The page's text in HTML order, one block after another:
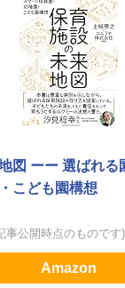
図 ーー 選ばれる
こども園構想
事公開時点のものです)
Amazon